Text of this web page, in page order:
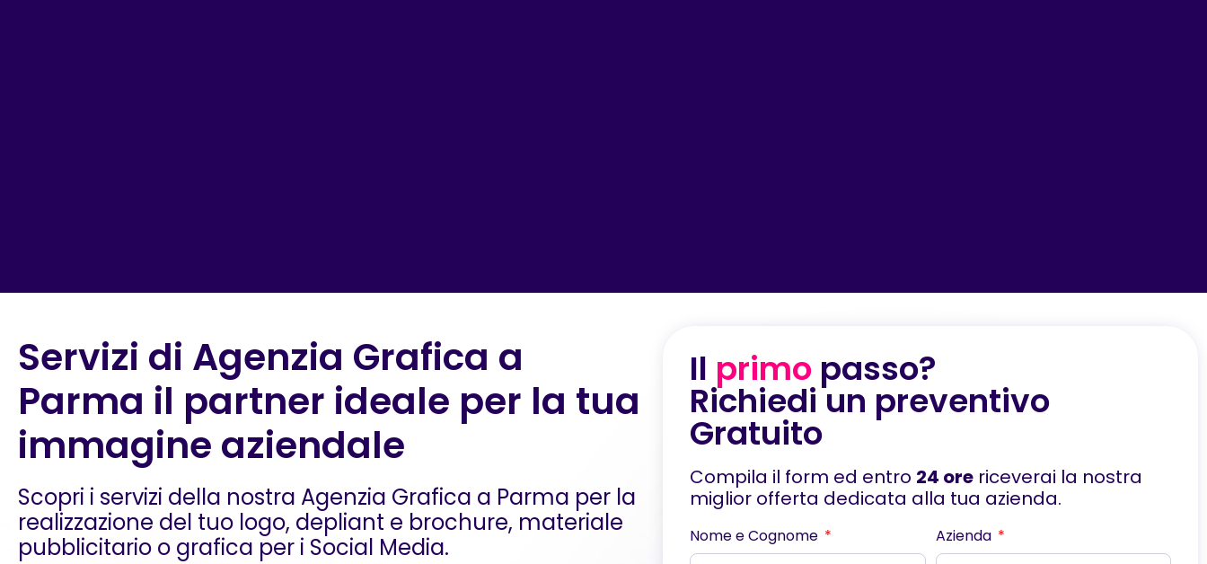
Servizi di Agenzia Grafica a
Parma il partner ideale per la tua
immagine aziendale
Scopri i servizi della nostra Agenzia Grafica a Parma per la
realizzazione del tuo logo, depliant e brochure, materiale
pubblicitario o grafica per i Social Media.
Il primo passo?
Richiedi un preventivo
Gratuito
Compila il form ed entro 24 orericeverai la nostra
miglior offerta dedicata alla tua azienda.
Nome e Cognome Azienda